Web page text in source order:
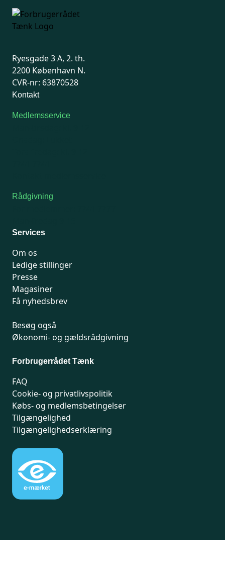
Ryesgade 3 A, 2. th.
2200 København N.
CVR-nr: 63870528
Kontakt
Medlemsservice
Rådgivning
Services
Om os
Ledige stillinger
Presse
Magasiner
Få nyhedsbrev
Besøg også
Økonomi- og gældsrådgivning
Forbrugerrådet Tænk
FAQ
Cookie- og privatlivspolitik
Købs- og medlemsbetingelser
Tilgængelighed
Tilgængelighedserklæring